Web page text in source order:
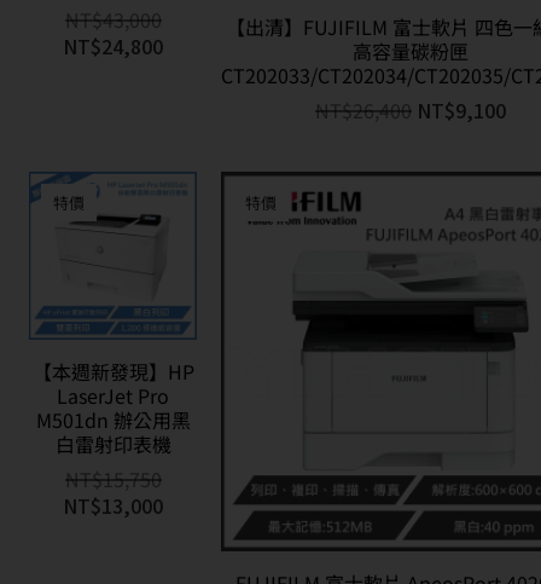
NT$43,000
NT$24,800
【出清】FUJIFILM 富士軟片 四色一
高容量碳粉匣
CT202033/CT202034/CT202035/
NT$26,400 NT$9,100
特價
【本週新發現】HP
LaserJet Pro
M501dn 辦公用黑
白雷射印表機
NT$15,750
NT$13,000
特價